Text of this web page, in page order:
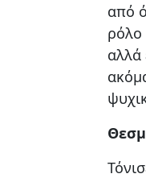
από
ρόλο
αλλά